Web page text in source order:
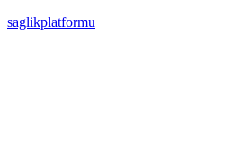
saglikplatformu